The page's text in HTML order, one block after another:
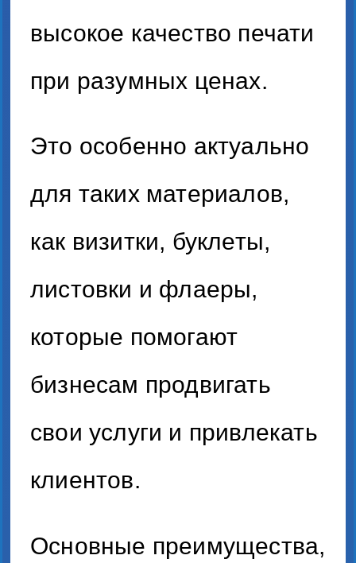
высокое качество печати
при разумных ценах.
Это особенно актуально
для таких материалов,
как визитки, буклеты,
листовки и флаеры,
которые помогают
бизнесам продвигать
свои услуги и привлекать
клиентов.
Основные преимущества,